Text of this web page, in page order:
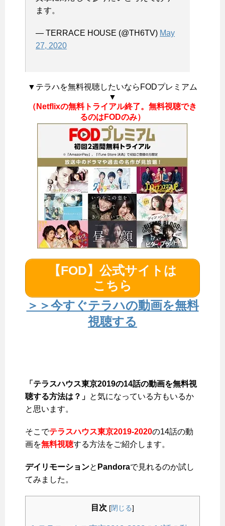
ます。
— TERRACE HOUSE (@TH6TV) May
27, 2020
▼テラハを無料視聴したいならFODプレミアム
▼
（Netflixの無料トライアル終了。無料視聴でき
るのはFODのみ）
【FOD】公式サイトは
こちら
＞＞今すぐテラハの動画を無料
視聴する
「テラスハウス東京2019の14話の動画を無料視
聴する方法は？」 と気になっている方もいるか
と思います。
そこでテラスハウス東京2019-2020の14話の動
画を無料視聴する方法をご紹介します。
デイリモーションと Pandoraで見れるのか試し
てみました。
目次 [閉じる]